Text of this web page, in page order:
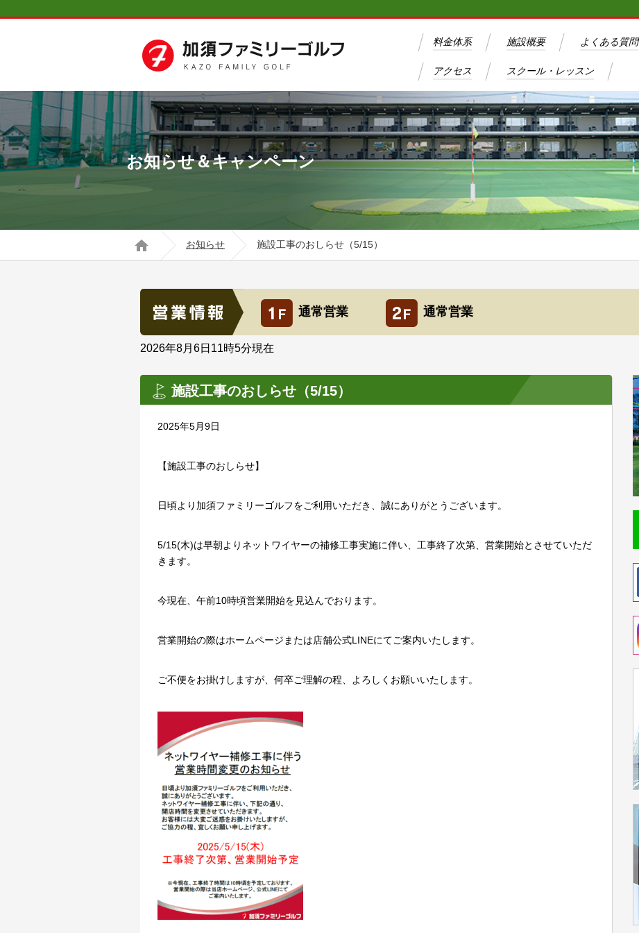
料金体系 施設概要 よくある質問
アクセス スクール・レッスン
お知らせ＆キャンペーン
お知らせ 施設工事のおしらせ（5/15）
通常営業 通常営業
2026年8月6日11時5分現在
施設工事のおしらせ（5/15）
2025年5月9日
【施設工事のおしらせ】
日頃より加須ファミリーゴルフをご利用いただき、誠にありがとうございます。
5/15(木)は早朝よりネットワイヤーの補修工事実施に伴い、工事終了次第、営業開始とさせていただ
きます。
今現在、午前10時頃営業開始を見込んでおります。
営業開始の際はホームページまたは店舗公式LINEにてご案内いたします。
ご不便をお掛けしますが、何卒ご理解の程、よろしくお願いいたします。